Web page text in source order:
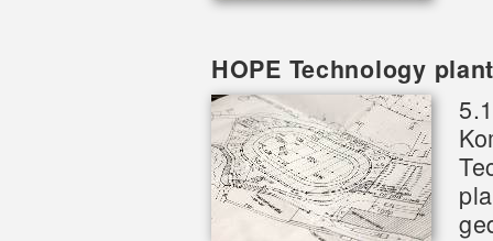
HOPE Technology